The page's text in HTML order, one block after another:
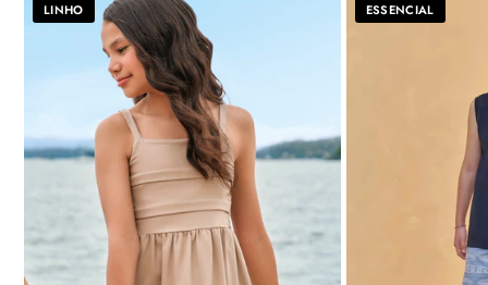
LINHO ESSENCIAL